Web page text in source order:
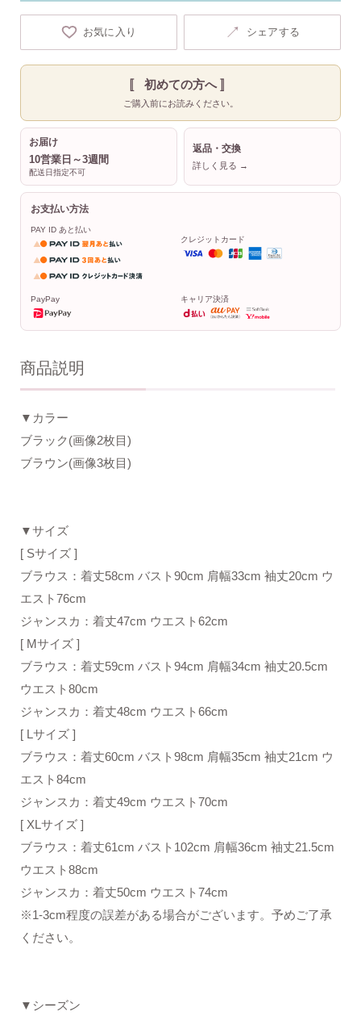
お気に入り ↗ シェアする
〚 初めての方へ 〛
ご購入前にお読みください。
お届け
10営業日～3週間
配送日指定不可
返品・交換
詳しく見る →
お支払い方法
PAY ID あと払い
クレジットカード
PayPay キャリア決済
商品説明
▼カラー
ブラック(画像2枚目)
ブラウン(画像3枚目)
▼サイズ
[ Sサイズ ]
ブラウス：着丈58cm バスト90cm 肩幅33cm 袖丈20cm ウ
エスト76cm
ジャンスカ：着丈47cm ウエスト62cm
[ Mサイズ ]
ブラウス：着丈59cm バスト94cm 肩幅34cm 袖丈20.5cm
ウエスト80cm
ジャンスカ：着丈48cm ウエスト66cm
[ Lサイズ ]
ブラウス：着丈60cm バスト98cm 肩幅35cm 袖丈21cm ウ
エスト84cm
ジャンスカ：着丈49cm ウエスト70cm
[ XLサイズ ]
ブラウス：着丈61cm バスト102cm 肩幅36cm 袖丈21.5cm
ウエスト88cm
ジャンスカ：着丈50cm ウエスト74cm
※1-3cm程度の誤差がある場合がございます。予めご了承
ください。
▼シーズン